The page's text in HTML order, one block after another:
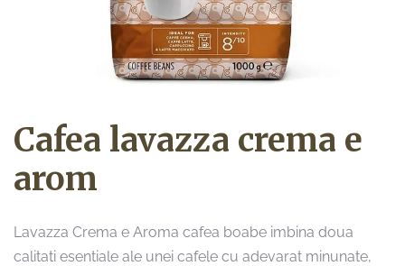
Cafea lavazza crema e
arom
Lavazza Crema e Aroma cafea boabe imbina doua
calitati esentiale ale unei cafele cu adevarat minunate,